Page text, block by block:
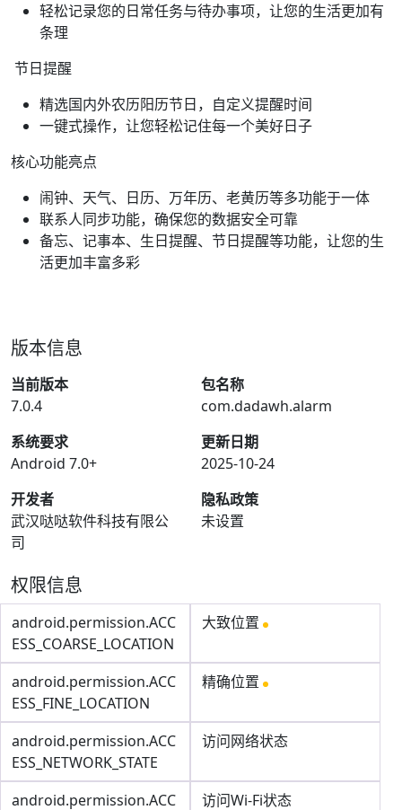
轻松记录您的日常任务与待办事项，让您的生活更加有
条理
节日提醒
精选国内外农历阳历节日，自定义提醒时间
一键式操作，让您轻松记住每一个美好日子
核心功能亮点
闹钟、天气、日历、万年历、老黄历等多功能于一体
联系人同步功能，确保您的数据安全可靠
备忘、记事本、生日提醒、节日提醒等功能，让您的生
活更加丰富多彩
版本信息
当前版本
7.0.4
包名称
com.dadawh.alarm
系统要求
Android 7.0+
更新日期
2025-10-24
开发者
武汉哒哒软件科技有限公
司
隐私政策
未设置
权限信息
android.permission.ACC
ESS_COARSE_LOCATION
大致位置
android.permission.ACC
ESS_FINE_LOCATION
精确位置
android.permission.ACC
ESS_NETWORK_STATE
访问网络状态
android.permission.ACC 访问Wi-Fi状态